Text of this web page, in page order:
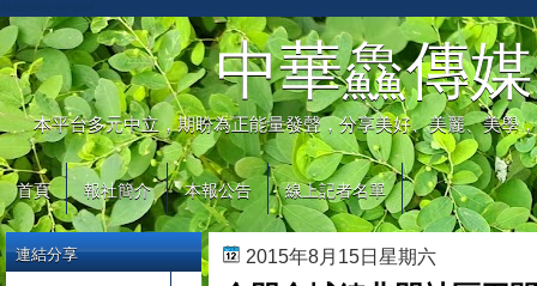
中華鱻傳媒
本平台多元中立，期盼為正能量發聲，分享美好、美麗、美學
首頁 報社簡介 本報公告 線上記者名單
2015年8月15日星期六
連結分享